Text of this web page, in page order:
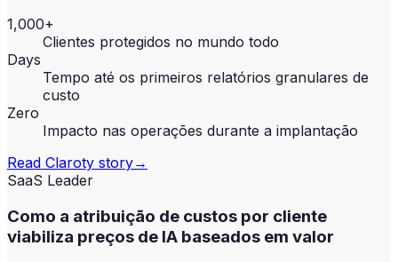
1,000+
Clientes protegidos no mundo todo
Days
Tempo até os primeiros relatórios granulares de
custo
Zero
Impacto nas operações durante a implantação
Read Claroty story→
SaaS Leader
Como a atribuição de custos por cliente
viabiliza preços de IA baseados em valor